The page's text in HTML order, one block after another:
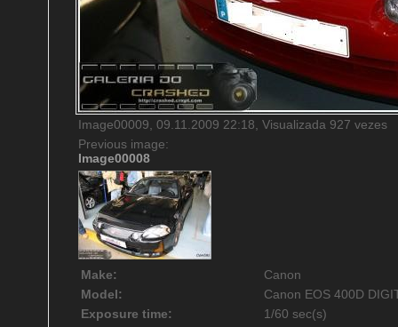
Image00009, 09.11.2009 22:18, Visualizada 927 vezes
Previous image:
Image00008
Make:
Canon
Model:
Canon EOS 400D
Exposure time:
1/60 sec(s)